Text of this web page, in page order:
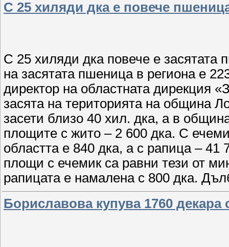
С 25 хиляди дка е повече
С 25 хиляди дка повече е
на засятата пшеница в региона е
директор на областната дирекция
засята на територията на община
засети близо 40 хил. дка, а в
площите с жито – 2 600 дка. С
областта е 840 дка, а с рапица –
площи с ечемик са равни тези от
рапицата е намалена с 800 дка.
Бориславова купува 1760